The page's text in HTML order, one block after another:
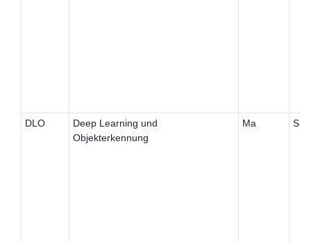
DLO
Deep Learning und
Objekterkennung
Ma S